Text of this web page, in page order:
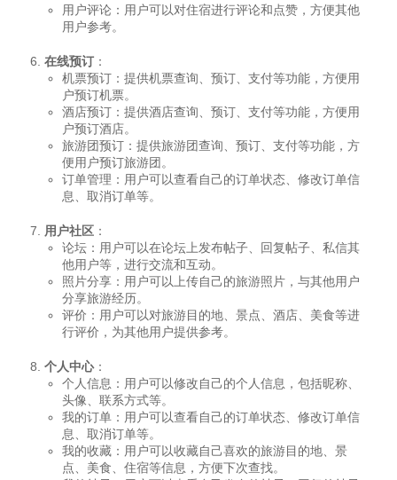
用户评论：用户可以对住宿进行评论和点赞，方便其他
用户参考。
在线预订 ：
机票预订：提供机票查询、预订、支付等功能，方便用
户预订机票。
酒店预订：提供酒店查询、预订、支付等功能，方便用
户预订酒店。
旅游团预订：提供旅游团查询、预订、支付等功能，方
便用户预订旅游团。
订单管理：用户可以查看自己的订单状态、修改订单信
息、取消订单等。
用户社区 ：
论坛：用户可以在论坛上发布帖子、回复帖子、私信其
他用户等，进行交流和互动。
照片分享：用户可以上传自己的旅游照片，与其他用户
分享旅游经历。
评价：用户可以对旅游目的地、景点、酒店、美食等进
行评价，为其他用户提供参考。
个人中心：
个人信息：用户可以修改自己的个人信息，包括昵称、
头像、联系方式等。
我的订单：用户可以查看自己的订单状态、修改订单信
息、取消订单等。
我的收藏：用户可以收藏自己喜欢的旅游目的地、景
点、美食、住宿等信息，方便下次查找。